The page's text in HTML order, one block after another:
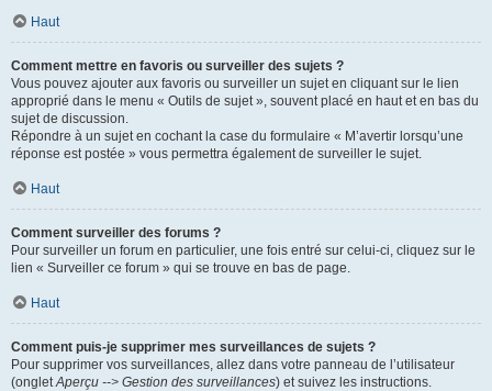
Haut
Comment mettre en favoris ou surveiller des sujets ?
Vous pouvez ajouter aux favoris ou surveiller un sujet en cliquant sur le lien
approprié dans le menu « Outils de sujet », souvent placé en haut et en bas du
sujet de discussion.
Répondre à un sujet en cochant la case du formulaire « M’avertir lorsqu’une
réponse est postée » vous permettra également de surveiller le sujet.
Haut
Comment surveiller des forums ?
Pour surveiller un forum en particulier, une fois entré sur celui-ci, cliquez sur le
lien « Surveiller ce forum » qui se trouve en bas de page.
Haut
Comment puis-je supprimer mes surveillances de sujets ?
Pour supprimer vos surveillances, allez dans votre panneau de l’utilisateur
(ongletAperçu --> Gestion des surveillances) et suivez les instructions.